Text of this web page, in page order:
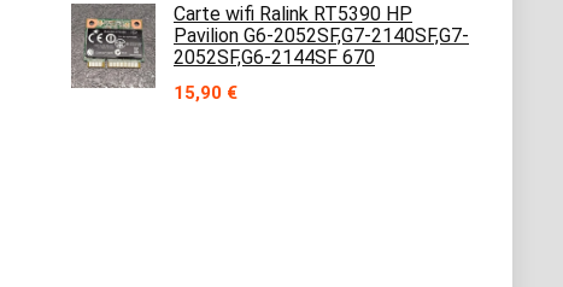
Carte wifi Ralink RT5390 HP
Pavilion G6-2052SF,G7-2140SF,G7-
2052SF,G6-2144SF 670
15,90 €